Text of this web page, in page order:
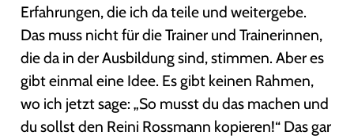
Erfahrungen, die ich da teile und weitergebe.
Das muss nicht für die Trainer und Trainerinnen,
die da in der Ausbildung sind, stimmen. Aber es
gibt einmal eine Idee. Es gibt keinen Rahmen,
wo ich jetzt sage: „So musst du das machen und
du sollst den Reini Rossmann kopieren!“ Das gar